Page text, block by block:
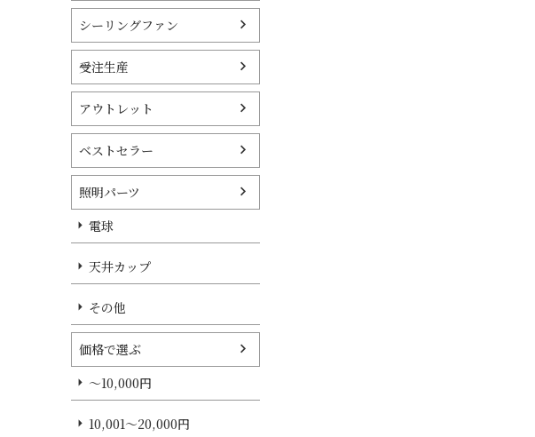
シーリングファン
受注生産
アウトレット
ベストセラー
照明パーツ
電球
天井カップ
その他
価格で選ぶ
～10,000円
10,001～20,000円